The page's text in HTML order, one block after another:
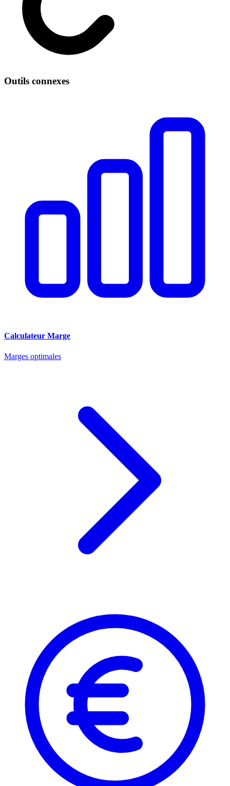
Outils connexes
Calculateur Marge
Marges optimales